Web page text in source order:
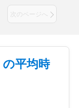
次のページへ
平均時